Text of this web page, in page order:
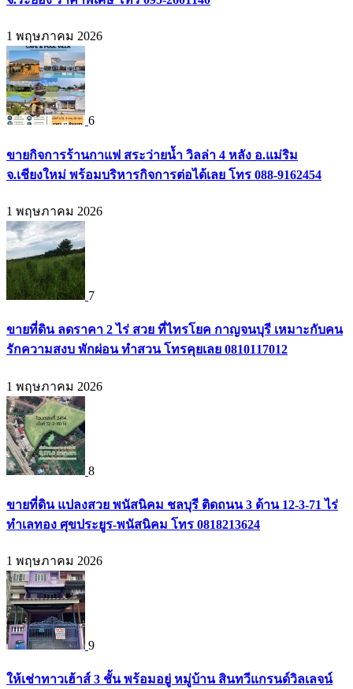
1 พฤษภาคม 2026
6
ขายกิจการร้านกาแฟ สระว่ายน้ำ วิลล่า 4 หลัง อ.แม่ริม
จ.เชียงใหม่ พร้อมบริหารกิจการต่อได้เลย โทร 088-9162454
1 พฤษภาคม 2026
7
ขายที่ดิน ลดราคา 2 ไร่ สวย ที่ไทรโยค กาญจนบุรี เหมาะกับคน
รักความสงบ พักผ่อน ทำสวน โทรคุยเลย 0810117012
1 พฤษภาคม 2026
8
ขายที่ดิน แปลงสวย พนัสนิคม ชลบุรี ติดถนน 3 ด้าน 12-3-71 ไร่
ทำเลทอง ศุขประยูร-พนัสนิคม โทร 0818213624
1 พฤษภาคม 2026
9
ให้เช่าทาวเฮ้าส์ 3 ชั้น พร้อมอยู่ หมู่บ้าน สินทวีแกรนด์วิลเลจน์